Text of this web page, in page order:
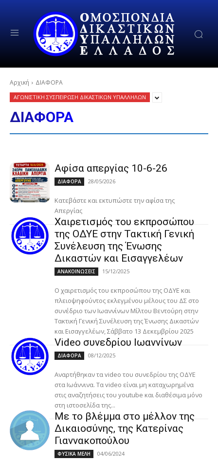
Αρχική ΔΙΑΦΟΡΑ
ΑΓΩΝΙΣΤΙΚΗ ΣΥΣΠΕΙΡΩΣΗ ΔΙΚΑΣΤΙΚΩΝ ΥΠΑΛΛΗΛΩΝ
ΔΙΑΦΟΡΑ
Αφίσα απεργίας 10-6-26
ΔΙΑΦΟΡΑ 28/05/2026
Κατεβάστε και εκτυπώστε την αφίσα της
Απεργίας
Χαιρετισμός του εκπροσώπου
της ΟΔΥΕ στην Τακτική Γενική
Συνέλευση της Ένωσης
Δικαστών και Εισαγγελέων
ΑΝΑΚΟΙΝΩΣΕΙΣ 15/12/2025
Ο χαιρετισμός του εκπροσώπου της ΟΔΥΕ και
πλειοψηφούντος εκλεγμένου μέλους του ΔΣ στο
συνέδριο των Ιωαννίνων Μίλτου Βεντούρη στην
Τακτική Γενική Συνέλευση της Ένωσης Δικαστών
και Εισαγγελέων, Σάββατο 13 Δεκεμβρίου 2025
Video συνεδρίου Ιωαννίνων
ΔΙΑΦΟΡΑ 08/12/2025
Αναρτήθηκαν τα video του συνεδρίου της ΟΔΥΕ
στα Ιωάννινα. Τα video είναι μη καταχωρημένα
στις αναζητήσεις του youtube και διαθέσιμα μόνο
στη ιστοσελίδα της...
Με το βλέμμα στο μέλλον της
Δικαιοσύνης, της Κατερίνας
Γιαννακοπούλου
ΦΥΣΙΚΑ ΜΕΛΗ 04/06/2024